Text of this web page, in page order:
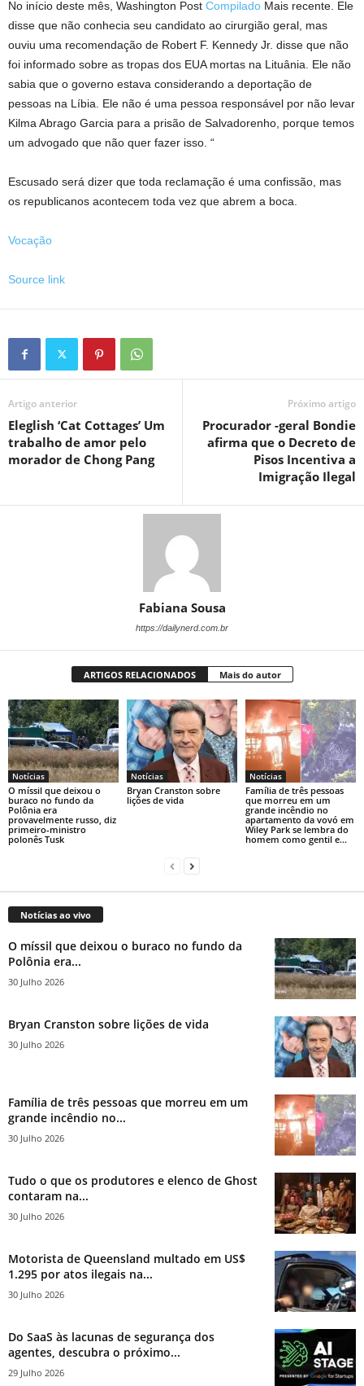
No início deste mês, Washington Post Compilado Mais recente. Ele
disse que não conhecia seu candidato ao cirurgião geral, mas
ouviu uma recomendação de Robert F. Kennedy Jr. disse que não
foi informado sobre as tropas dos EUA mortas na Lituânia. Ele não
sabia que o governo estava considerando a deportação de
pessoas na Líbia. Ele não é uma pessoa responsável por não levar
Kilma Abrago Garcia para a prisão de Salvadorenho, porque temos
um advogado que não quer fazer isso. “
Escusado será dizer que toda reclamação é uma confissão, mas
os republicanos acontecem toda vez que abrem a boca.
Vocação
Source link
Artigo anterior
Eleglish ‘Cat Cottages’ Um
trabalho de amor pelo
morador de Chong Pang
Próximo artigo
Procurador -geral Bondie
afirma que o Decreto de
Pisos Incentiva a
Imigração Ilegal
Fabiana Sousa
https://dailynerd.com.br
ARTIGOS RELACIONADOS Mais do autor
Notícias
O míssil que deixou o
buraco no fundo da
Polônia era
provavelmente russo, diz
primeiro-ministro
polonês Tusk
Notícias
Bryan Cranston sobre
lições de vida
Notícias
Família de três pessoas
que morreu em um
grande incêndio no
apartamento da vovó em
Wiley Park se lembra do
homem como gentil e...
Notícias ao vivo
O míssil que deixou o buraco no fundo da
Polônia era...
30 Julho 2026
Bryan Cranston sobre lições de vida
30 Julho 2026
Família de três pessoas que morreu em um
grande incêndio no...
30 Julho 2026
Tudo o que os produtores e elenco de Ghost
contaram na...
30 Julho 2026
Motorista de Queensland multado em US$
1.295 por atos ilegais na...
30 Julho 2026
Do SaaS às lacunas de segurança dos
agentes, descubra o próximo...
29 Julho 2026